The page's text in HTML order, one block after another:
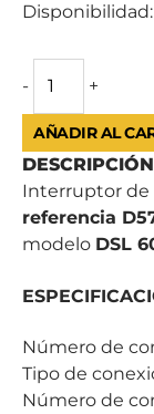
Disponibilidad:
- +
AÑADIR AL
DESCRIPCIÓN
Interruptor de
referencia
modelo DSL
Número de
Tipo de
Número de